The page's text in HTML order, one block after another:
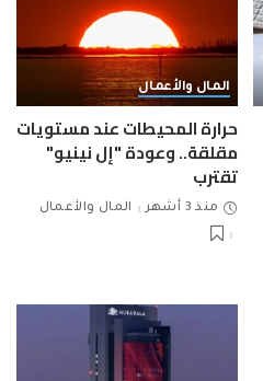
المال والأعمال
حرارة المحيطات عند مستويات
مقلقة.. وعودة "إل نينيو"
تقترب
منذ 3 أشهر المال والأعمال